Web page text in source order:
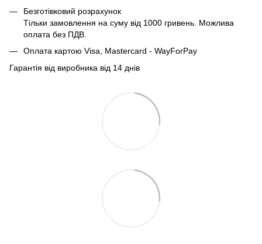
Безготівковий розрахунок
Тільки замовлення на суму від 1000 гривень. Можлива
оплата без ПДВ.
Оплата картою Visa, Mastercard - WayForPay
Гарантія від виробника від 14 днів